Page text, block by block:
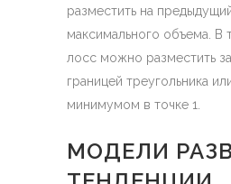
разместить на
максимального объема. В
лосс можно разместить
границей треугольника
минимумом в точке 1.
МОДЕЛИ